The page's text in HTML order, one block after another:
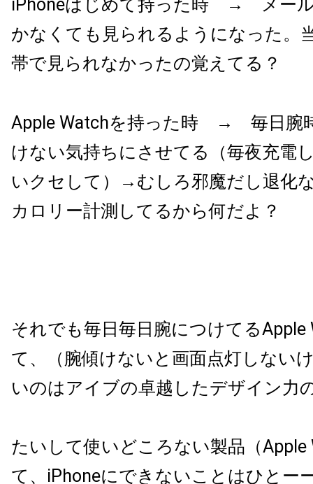
iPhoneはじめて持った時 → メール
かなくても見られるようになった。
帯で見られなかったの覚えてる？
Apple Watchを持った時 → 毎日腕
けない気持ちにさせてる（毎夜充電
いクセして）→むしろ邪魔だし退化
カロリー計測してるから何だよ？
それでも毎日毎日腕につけてるApple
て、（腕傾けないと画面点灯しない
いのはアイブの卓越したデザイン力
たいして使いどころない製品（Apple
て、iPhoneにできないことはひとー